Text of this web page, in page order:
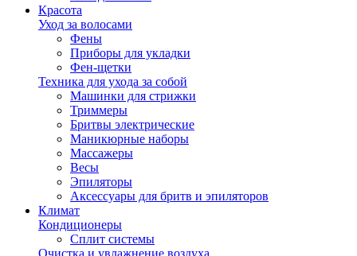
Красота
Уход за волосами
Фены
Приборы для укладки
Фен-щетки
Техника для ухода за собой
Машинки для стрижки
Триммеры
Бритвы электрические
Маникюрные наборы
Массажеры
Весы
Эпиляторы
Аксессуары для бритв и эпиляторов
Климат
Кондиционеры
Сплит системы
Очистка и увлажнение воздуха